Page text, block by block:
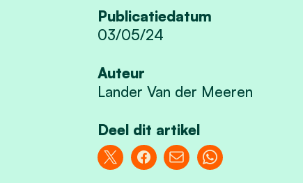
Publicatiedatum
03/05/24
Auteur
Lander Van der Meeren
Deel dit artikel